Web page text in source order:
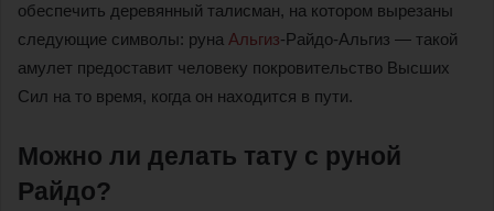
обеспечить деревянный талисман, на котором вырезаны
следующие символы: руна Альгиз-Райдо-Альгиз — такой
амулет предоставит человеку покровительство Высших
Сил на то время, когда он находится в пути.
Можно ли делать тату с руной
Райдо?